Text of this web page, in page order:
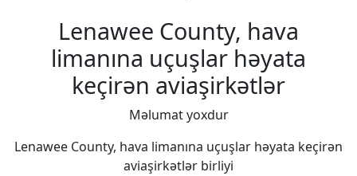
Lenawee County, hava
limanına uçuşlar həyata
keçirən aviaşirkətlər
Məlumat yoxdur
Lenawee County, hava limanına uçuşlar həyata keçirən
aviaşirkətlər birliyi